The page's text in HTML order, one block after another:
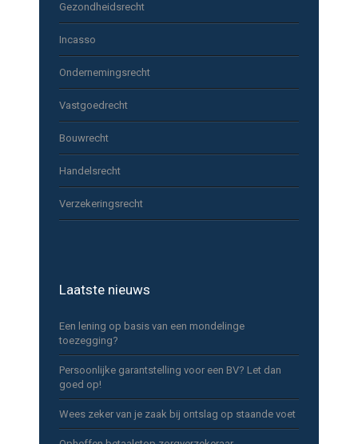
Gezondheidsrecht
Incasso
Ondernemingsrecht
Vastgoedrecht
Bouwrecht
Handelsrecht
Verzekeringsrecht
Laatste nieuws
Een lening op basis van een mondelinge
toezegging?
Persoonlijke garantstelling voor een BV? Let dan
goed op!
Wees zeker van je zaak bij ontslag op staande voet